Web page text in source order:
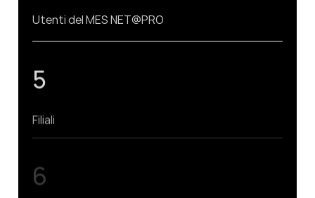
Utenti del MES NET@PRO
5
Filiali
6